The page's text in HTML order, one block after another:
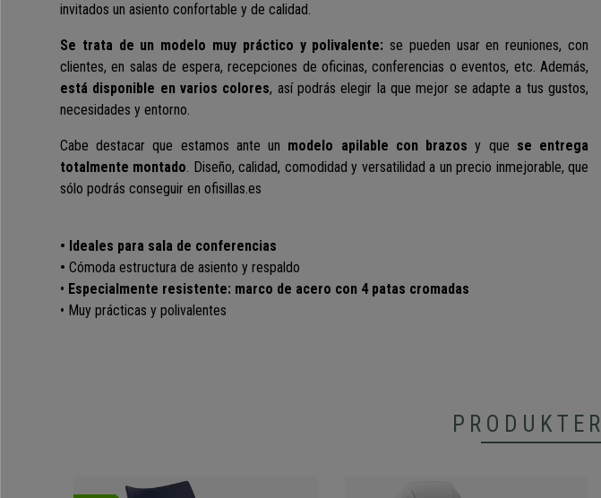
invitados un asiento confortable y de calidad.
Se trata de un modelo muy práctico y polivalente:se pueden usar en reuniones, con
clientes, en salas de espera, recepciones de oficinas, conferencias o eventos, etc. Además,
está disponible en varios colores, así podrás elegir la que mejor se adapte a tus gustos,
necesidades y entorno.
Cabe destacar que estamos ante un modelo apilable con brazos y que se entrega
totalmente montado. Diseño, calidad, comodidad y versatilidad a un precio inmejorable, que
sólo podrás conseguir en ofisillas.es
• Ideales para sala de conferencias
• Cómoda estructura de asiento y respaldo
• Especialmente resistente: marco de acero con 4 patas cromadas
• Muy prácticas y polivalentes
PRODUKTER